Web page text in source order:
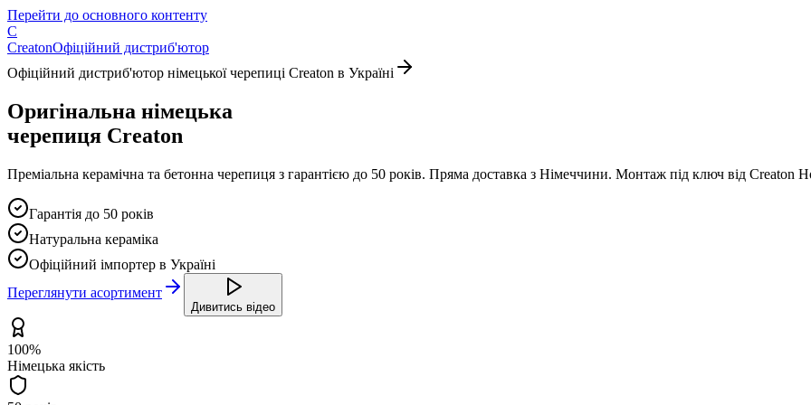
Перейти до основного контенту
C
CreatonОфіційний дистриб'ютор
Офіційний дистриб'ютор німецької черепиці Creaton в Україні
Оригінальна німецька
черепиця Creaton
Преміальна керамічна та бетонна черепиця з гарантією до 50 років. Пряма доставка з Німеччини. Монтаж під ключ від Creaton
Гарантія до 50 років
Натуральна кераміка
Офіційний імпортер в Україні
Переглянути асортимент
Дивитись відео
100%
Німецька якість